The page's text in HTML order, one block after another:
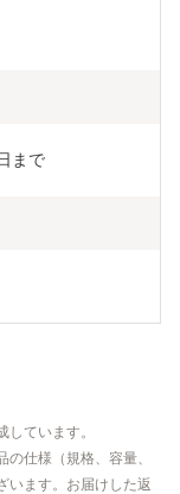
まで
ています。
仕様（規格、容量、
います。お届けした返